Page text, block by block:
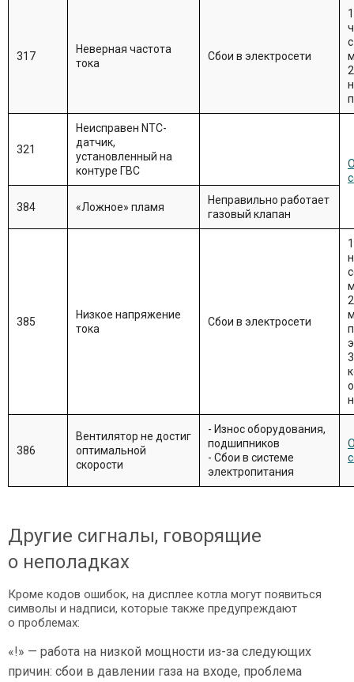
317
Неверная частота
тока
Сбои в электросети
321
Неисправен NTC-
датчик,
установленный на
контуре ГВС
384 «Ложное» пламя
Неправильно работает
газовый клапан
385
Низкое напряжение
тока
Сбои в электросети
386
Вентилятор не достиг
оптимальной
скорости
- Износ оборудования,
подшипников
- Сбои в системе
электропитания
Другие сигналы, говорящие
о неполадках
Кроме кодов ошибок, на дисплее котла могут появиться
символы и надписи, которые также предупреждают
о проблемах:
«!» — работа на низкой мощности из-за следующих
причин: сбои в давлении газа на входе, проблема